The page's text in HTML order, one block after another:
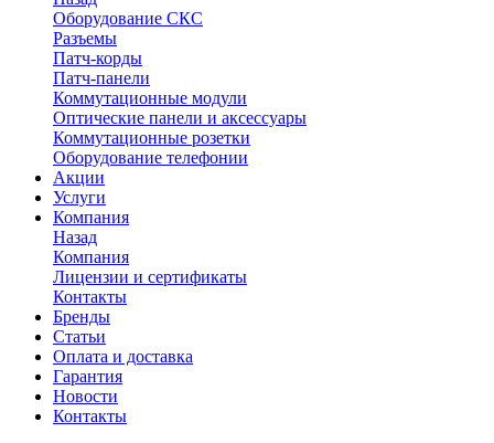
Оборудование СКС
Разъемы
Патч-корды
Патч-панели
Коммутационные модули
Оптические панели и аксессуары
Коммутационные розетки
Оборудование телефонии
Акции
Услуги
Компания
Назад
Компания
Лицензии и сертификаты
Контакты
Бренды
Статьи
Оплата и доставка
Гарантия
Новости
Контакты